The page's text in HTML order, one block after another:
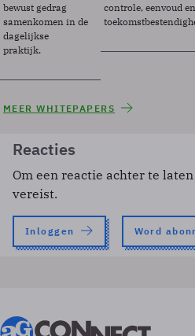
bewust gedrag
samenkomen in de
dagelijkse
praktijk.
controle, eenvoud en
MEER WHITEPAPERS
Reacties
Om een reactie achter te
vereist.
Inloggen Word